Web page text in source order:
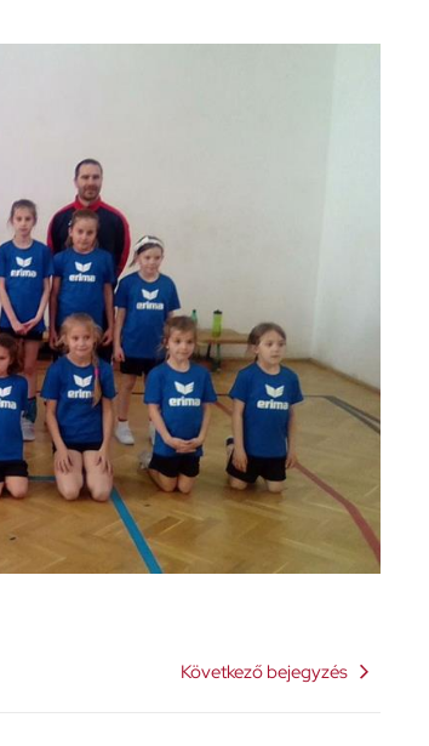
Következő bejegyzés